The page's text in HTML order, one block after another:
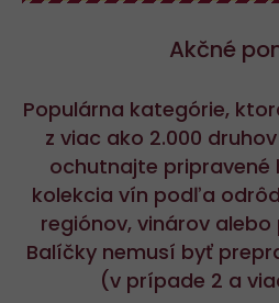
Akčné
Populárna kategórie,
z viac ako 2.000
ochutnajte pripravené
kolekcia vín podľa
regiónov, vinárov
Balíčky nemusí byť
(v prípade 2 a